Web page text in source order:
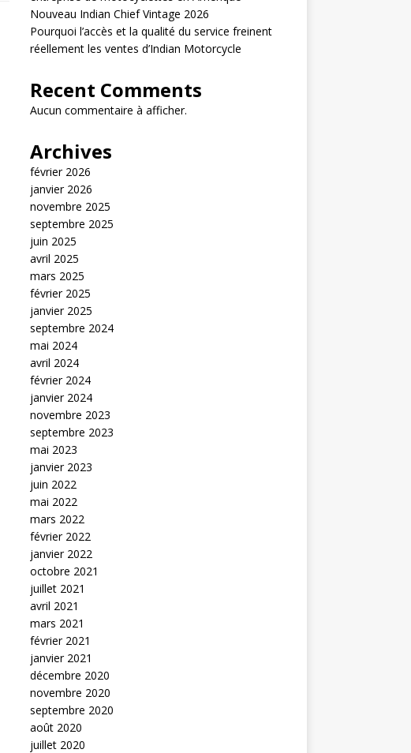
Nouveau Indian Chief Vintage 2026
Pourquoi l’accès et la qualité du service freinent
réellement les ventes d’Indian Motorcycle
Recent Comments
Aucun commentaire à afficher.
Archives
février 2026
janvier 2026
novembre 2025
septembre 2025
juin 2025
avril 2025
mars 2025
février 2025
janvier 2025
septembre 2024
mai 2024
avril 2024
février 2024
janvier 2024
novembre 2023
septembre 2023
mai 2023
janvier 2023
juin 2022
mai 2022
mars 2022
février 2022
janvier 2022
octobre 2021
juillet 2021
avril 2021
mars 2021
février 2021
janvier 2021
décembre 2020
novembre 2020
septembre 2020
août 2020
juillet 2020